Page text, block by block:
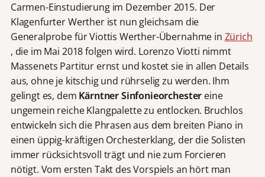
Carmen-Einstudierung im Dezember 2015. Der
Klagenfurter Werther ist nun gleichsam die
Generalprobe für Viottis Werther-Übernahme in Zürich
, die im Mai 2018 folgen wird. Lorenzo Viotti nimmt
Massenets Partitur ernst und kostet sie in allen Details
aus, ohne je kitschig und rührselig zu werden. Ihm
gelingt es, dem Kärntner Sinfonieorchester eine
ungemein reiche Klangpalette zu entlocken. Bruchlos
entwickeln sich die Phrasen aus dem breiten Piano in
einen üppig-kräftigen Orchesterklang, der die Solisten
immer rücksichtsvoll trägt und nie zum Forcieren
nötigt. Vom ersten Takt des Vorspiels an hört man